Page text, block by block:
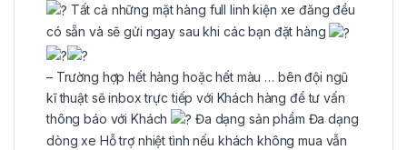
Tất cả những mặt hàng full linh kiện xe đăng đều
có sẵn và sẽ gửi ngay sau khi các bạn đặt hàng
– Trường hợp hết hàng hoặc hết màu … bên đội ngũ
kĩ thuật sẽ inbox trực tiếp với Khách hàng để tư vấn
thông báo với Khách
Đa dạng sản phẩm Đa dạng
dòng xe Hỗ trợ nhiệt tình nếu khách không mua vẫn